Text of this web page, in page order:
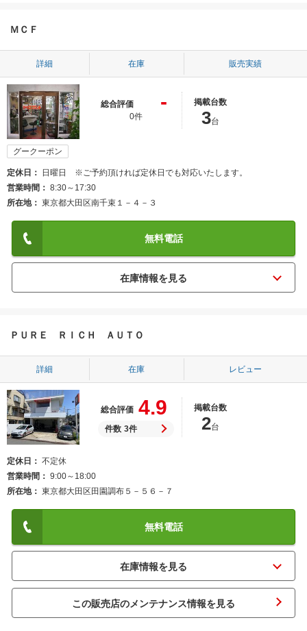
ＭＣＦ
詳細 在庫 販売実績
総合評価 -
0件
掲載台数
3台
グークーポン
定休日
日曜日 ※ご予約頂ければ定休日でも対応いたします。
営業時間
8:30～17:30
所在地
東京都大田区南千束１－４－３
無料電話
ＰＵＲＥ ＲＩＣＨ ＡＵＴＯ
詳細 在庫 レビュー
総合評価 4.9
件数 3件
掲載台数
2台
定休日
不定休
営業時間
9:00～18:00
所在地
東京都大田区田園調布５－５６－７
無料電話
この販売店のメンテナンス情報を見る